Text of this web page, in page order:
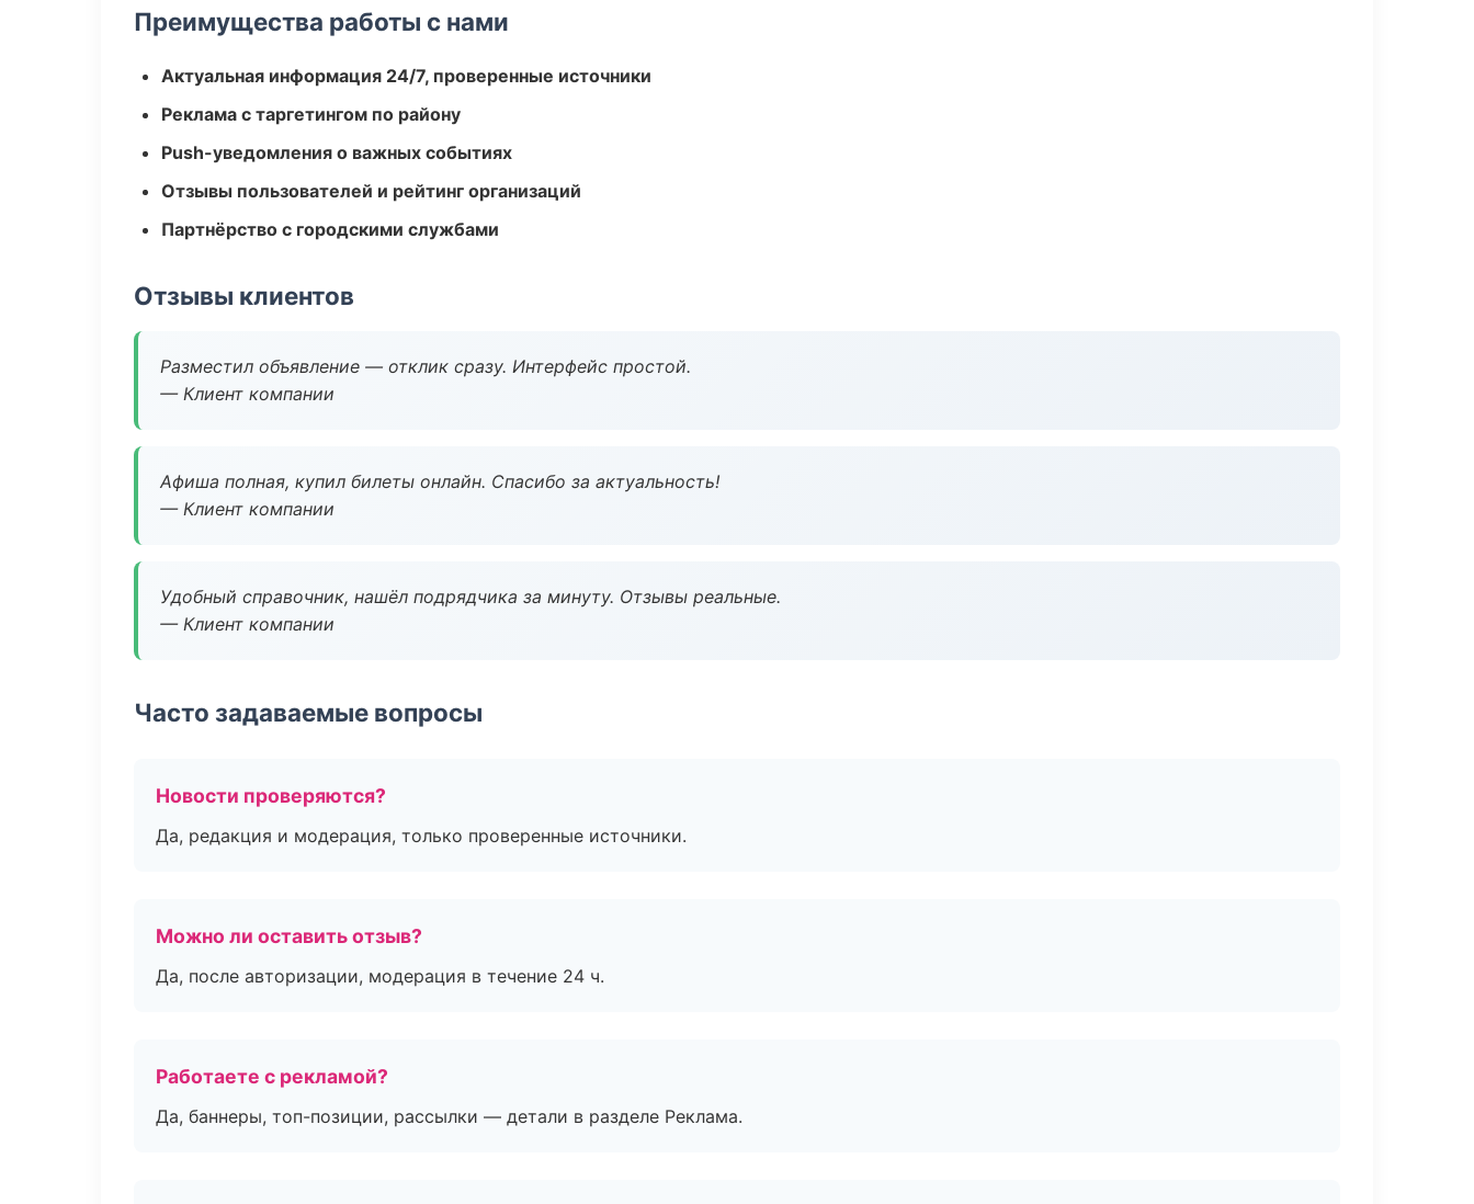
Преимущества работы с нами
Актуальная информация 24/7, проверенные источники
Реклама с таргетингом по району
Push-уведомления о важных событиях
Отзывы пользователей и рейтинг организаций
Партнёрство с городскими службами
Отзывы клиентов
Разместил объявление — отклик сразу. Интерфейс простой.
— Клиент компании
Афиша полная, купил билеты онлайн. Спасибо за актуальность!
— Клиент компании
Удобный справочник, нашёл подрядчика за минуту. Отзывы реальные.
— Клиент компании
Часто задаваемые вопросы
Новости проверяются?
Да, редакция и модерация, только проверенные источники.
Можно ли оставить отзыв?
Да, после авторизации, модерация в течение 24 ч.
Работаете с рекламой?
Да, баннеры, топ-позиции, рассылки — детали в разделе Реклама.